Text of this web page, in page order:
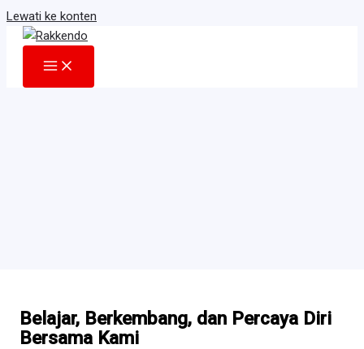
Lewati ke konten
Belajar, Berkembang, dan Percaya Diri
Bersama Kami